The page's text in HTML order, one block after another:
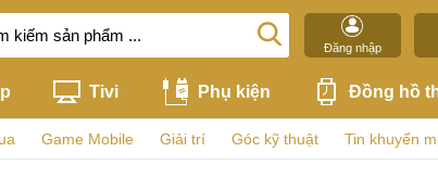
Đăng nhập
Tivi Phụ kiện Đồng hồ
Game Mobile Giải trí Góc kỹ thuật Tin khuyến